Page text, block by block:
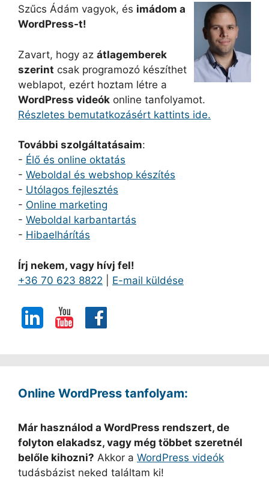
Szűcs Ádám vagyok, és imádom a
WordPress-t!
Zavart, hogy az átlagemberek
szerint csak programozó készíthet
weblapot, ezért hoztam létre a
WordPress videók online tanfolyamot.
Részletes bemutatkozásért kattints ide.
További szolgáltatásaim:
- Élő és online oktatás
- Weboldal és webshop készítés
- Utólagos fejlesztés
- Online marketing
- Weboldal karbantartás
- Hibaelhárítás
Írj nekem, vagy hívj fel!
+36 70 623 8822
E-mail küldése
Online WordPress tanfolyam:
Már használod a WordPress rendszert, de
folyton elakadsz, vagy még többet szeretnél
belőle kihozni? Akkor a WordPress videók
tudásbázist neked találtam ki!